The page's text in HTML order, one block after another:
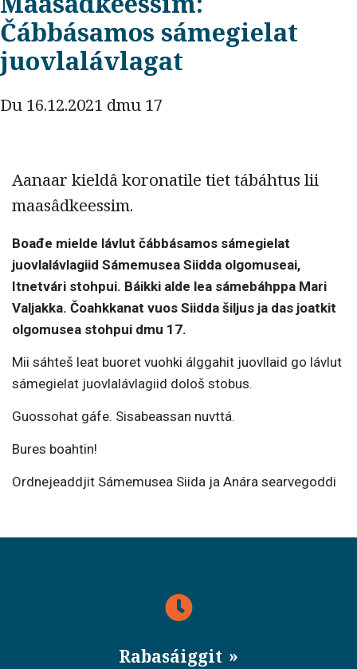
Čábbásamos sámegielat
juovlalávlagat
Du 16.12.2021 dmu 17
Aanaar kieldâ koronatile tiet tábáhtus lii
maasâdkeessim.
Boađe mielde lávlut čábbásamos sámegielat
juovlalávlagiid Sámemusea Siidda olgomuseai,
Itnetvári stohpui. Báikki alde lea sámebáhppa Mari
Valjakka. Čoahkkanat vuos Siidda šiljus ja das joatkit
olgomusea stohpui dmu 17.
Mii sáhteš leat buoret vuohki álggahit juovllaid go lávlut
sámegielat juovlalávlagiid dološ stobus.
Guossohat gáfe. Sisabeassan nuvttá.
Bures boahtin!
Ordnejeaddjit Sámemusea Siida ja Anára searvegoddi
Rabasáiggit